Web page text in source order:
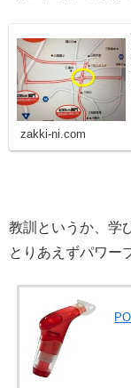
zakki-ni.com
教訓というか、学
とりあえずパワー